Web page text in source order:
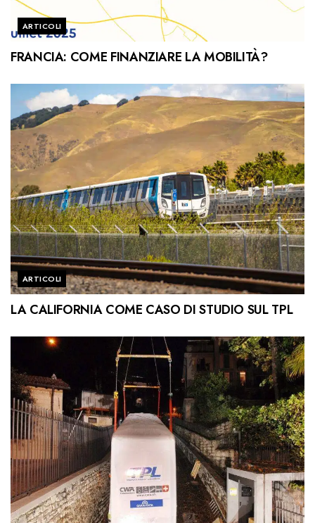
ARTICOLI
FRANCIA: COME FINANZIARE LA MOBILITÀ?
ARTICOLI
LA CALIFORNIA COME CASO DI STUDIO SUL TPL